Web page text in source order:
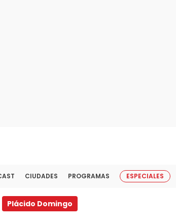
CIUDADES PROGRAMAS ESPECIALES
Plácido Domingo